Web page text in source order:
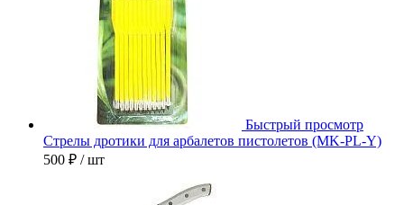
Быстрый просмотр
Стрелы дротики для арбалетов пистолетов (MK-PL-Y)
500 ₽ / шт